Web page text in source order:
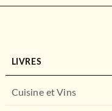
LIVRES
Cuisine et Vins